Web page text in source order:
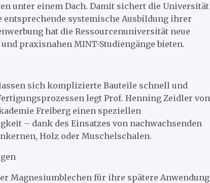
unter einem Dach. Damit sichert die Universität
systemische Ausbildung ihrer
hat die Ressourcenuniversität neue
praxisnahen MINT-Studiengänge bieten.
sich komplizierte Bauteile schnell und
legt Prof. Henning Zeidler von
Freiberg einen speziellen
– dank des Einsatzes von nachwachsenden
Holz oder Muschelschalen.
Magnesiumblechen für ihre spätere Anwendung